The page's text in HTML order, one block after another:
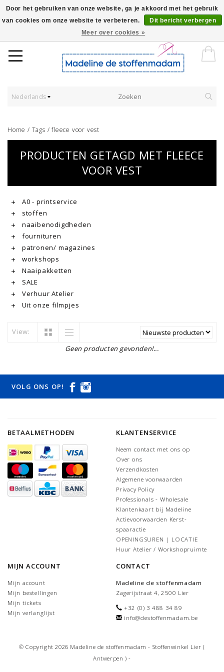
Worldwide Shipping - Onze stoffen worden verkocht per 10 cm.
Nederlands
Home / Tags /fleece voor vest
PRODUCTEN GETAGD MET FLEECE
VOOR VEST
A0 - printservice
stoffen
naaibenodigdheden
fournituren
patronen/ magazines
workshops
Naaipakketten
SALE
Verhuur Atelier
Uit onze filmpjes
View:
Geen producten gevonden!...
VOLG ONS OP!
BETAALMETHODEN KLANTENSERVICE
Neem contact met ons op
Over ons
Verzendkosten
Algemene voorwaarden
Privacy Policy
Professionals - Wholesale
Klantenkaart bij Madeline
Actievoorwaarden Kerst-
spaaractie
OPENINGSUREN | LOCATIE
Huur Atelier / Workshopruimte
MIJN ACCOUNT
Mijn account
Mijn bestellingen
Mijn tickets
Mijn verlanglijst
CONTACT
Madeline de stoffenmadam
Zagerijstraat 4, 2500 Lier
+32 (0) 3 488 34 89
info@destoffenmadam.be
© Copyright 2026 Madeline de stoffenmadam - Stoffenwinkel Lier (
Antwerpen ) -
Door het gebruiken van onze website, ga je akkoord met het gebruik
van cookies om onze website te verbeteren.
Dit bericht verbergen
Meer over cookies »